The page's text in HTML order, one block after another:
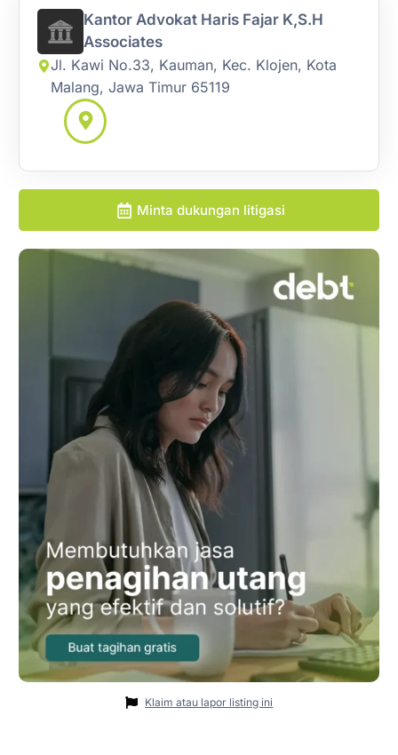
Kantor Advokat Haris Fajar K,S.H
Associates
Jl. Kawi No.33, Kauman, Kec. Klojen, Kota
Malang, Jawa Timur 65119
Minta dukungan litigasi
Klaim atau lapor listing ini